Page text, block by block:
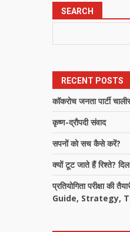
SEARCH
RECENT POSTS
कॉकरोच जनता पार्टी
कृष्ण-द्रौपदी संवाद
सपनों को सच कैसे करें?
क्यों टूट जाते हैं रिश्ते?
प्रतियोगिता परीक्षा
Guide, Strategy,